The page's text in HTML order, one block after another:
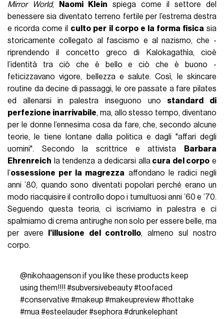
Mirror World, Naomi Klein spiega come il settore del
benessere sia diventato terreno fertile per l’estrema destra
e ricorda come il culto per il corpo e la forma fisicasia
storicamente collegato al fascismo e al nazismo, che -
riprendendo il concetto greco di Kalokagathìa, cioè
l’identità tra ciò che è bello e ciò che è buono -
feticizzavano vigore, bellezza e salute. Così, le skincare
routine da decine di passaggi, le ore passate a fare pilates
ed allenarsi in palestra inseguono uno standard di
perfezione inarrivabile, ma, allo stesso tempo, diventano
per le donne l’ennesima cosa da fare, che, secondo alcune
teorie, le tiene lontane dalla politica e dagli "affari degli
uomini". Secondo la scrittrice e attivista
Barbara
Ehrenreich la tendenza a dedicarsi allacura del corpo e
l’ossessione per la magrezza affondano le radici negli
anni ’80, quando sono diventati popolari perché erano un
modo riacquisire il controllo dopo i tumultuosi anni ’60 e ’70.
Seguendo questa teoria, ci iscriviamo in palestra e ci
spalmiamo di crema antirughe non solo per essere belle, ma
per avere l’illusione del controllo, almeno sul nostro
corpo.
@nikohaagenson if you like these products keep
using them!!!! #subversivebeauty#toofaced
#conservative #makeup #makeupreview#hottake
#mua#esteelauder#sephora#drunkelephant